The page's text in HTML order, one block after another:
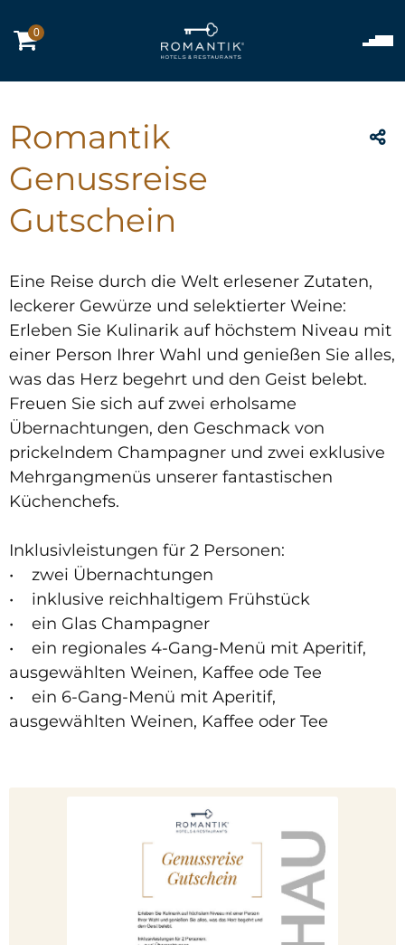
0
Romantik
Genussreise
Gutschein
Eine Reise durch die Welt erlesener Zutaten,
leckerer Gewürze und selektierter Weine:
Erleben Sie Kulinarik auf höchstem Niveau mit
einer Person Ihrer Wahl und genießen Sie alles,
was das Herz begehrt und den Geist belebt.
Freuen Sie sich auf zwei erholsame
Übernachtungen, den Geschmack von
prickelndem Champagner und zwei exklusive
Mehrgangmenüs unserer fantastischen
Küchenchefs.
Inklusivleistungen für 2 Personen:
• zwei Übernachtungen
• inklusive reichhaltigem Frühstück
• ein Glas Champagner
• ein regionales 4-Gang-Menü mit Aperitif,
ausgewählten Weinen, Kaffee ode Tee
• ein 6-Gang-Menü mit Aperitif,
ausgewählten Weinen, Kaffee oder Tee